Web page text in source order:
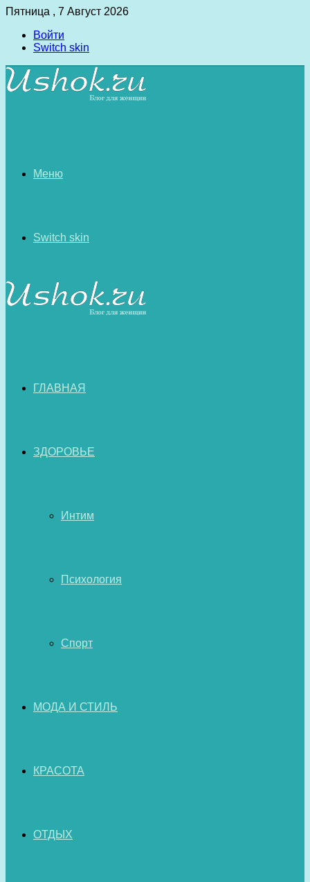
Пятница , 7 Август 2026
Войти
Switch skin
Меню
Switch skin
ГЛАВНАЯ
ЗДОРОВЬЕ
Интим
Психология
Спорт
МОДА И СТИЛЬ
КРАСОТА
ОТДЫХ